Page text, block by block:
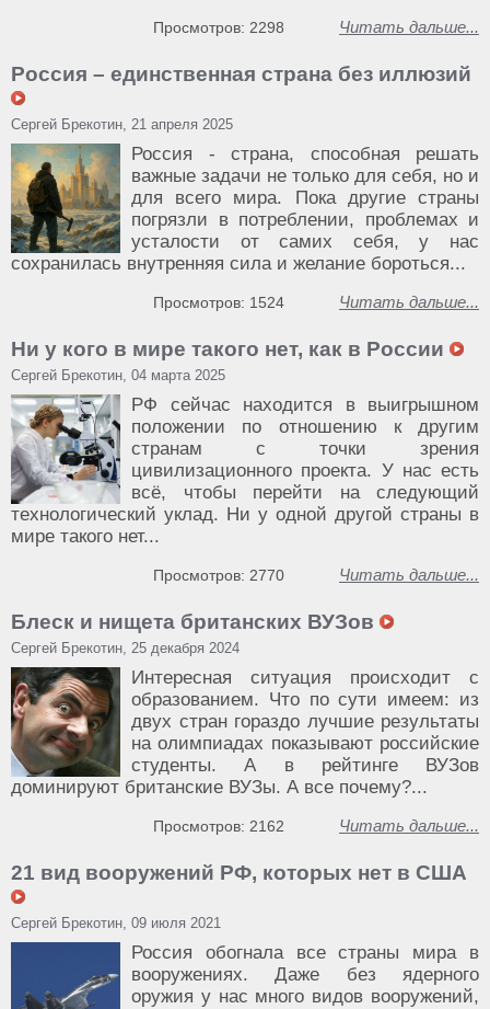
Читать дальше...
Просмотров: 2298
Россия – единственная страна без иллюзий
Сергей Брекотин, 21 апреля 2025
Россия - страна, способная решать
важные задачи не только для себя, но и
для всего мира. Пока другие страны
погрязли в потреблении, проблемах и
усталости от самих себя, у нас
сохранилась внутренняя сила и желание бороться...
Читать дальше...
Просмотров: 1524
Ни у кого в мире такого нет, как в России
Сергей Брекотин, 04 марта 2025
РФ сейчас находится в выигрышном
положении по отношению к другим
странам с точки зрения
цивилизационного проекта. У нас есть
всё, чтобы перейти на следующий
технологический уклад. Ни у одной другой страны в
мире такого нет...
Читать дальше...
Просмотров: 2770
Блеск и нищета британских ВУЗов
Сергей Брекотин, 25 декабря 2024
Интересная ситуация происходит с
образованием. Что по сути имеем: из
двух стран гораздо лучшие результаты
на олимпиадах показывают российские
студенты. А в рейтинге ВУЗов
доминируют британские ВУЗы. А все почему?...
Читать дальше...
Просмотров: 2162
21 вид вооружений РФ, которых нет в США
Сергей Брекотин, 09 июля 2021
Россия обогнала все страны мира в
вооружениях. Даже без ядерного
оружия у нас много видов вооружений,